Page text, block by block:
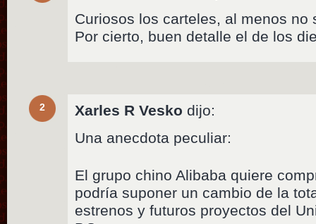
Curiosos los carteles, al menos no
Por cierto, buen detalle el de los
2 Xarles R Vesko dijo:
Una anecdota peculiar:
El grupo chino Alibaba quiere
podría suponer un cambio de la
estrenos y futuros proyectos del